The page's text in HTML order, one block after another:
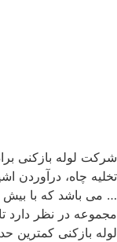
شرکت لوله بازکنی
تخلیه چاه، درآوردن
مجموعه در نظر دارد
لوله بازکنی کمترین